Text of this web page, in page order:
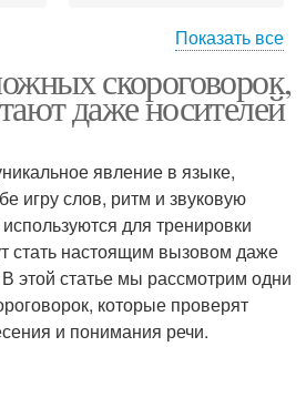
дикторов
Показать все
скороговорок,
даже носителей
явление в языке,
игру слов, ритм и звуковую
для тренировки
стать настоящим вызовом даже
этой статье мы рассмотрим одни
которые проверят
и понимания речи.